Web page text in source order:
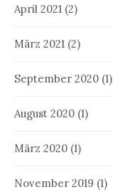
April 2021 (2)
März 2021 (2)
September 2020 (1)
August 2020 (1)
März 2020 (1)
November 2019 (1)